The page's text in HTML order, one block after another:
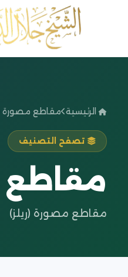
الرئيسية مقاطع مصورة
تصفح التصنيف
مقاطع
مقاطع مصورة (ريلز)